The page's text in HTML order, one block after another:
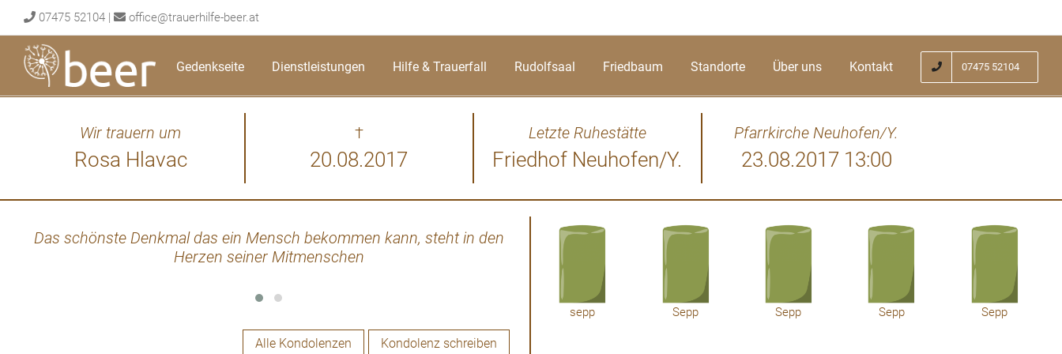
to
content
07475 52104 | office@trauerhilfe-beer.at
Gedenkseite Dienstleistungen Hilfe & Trauerfall Rudolfsaal Friedbaum Standorte Über uns Kontakt 07475 52104
Wir trauern um
Rosa Hlavac
†
20.08.2017
Letzte Ruhestätte
Friedhof Neuhofen/Y.
Pfarrkirche Neuhofen/Y.
23.08.2017 13:00
Das schönste Denkmal das ein Mensch bekommen kann, steht in den
Herzen seiner Mitmenschen
Auf einmal bist du nicht mehr da, und keiner kanns verstehen. Im
Herzen bleibst du uns ganz nah, bei jedem Schritt, bei dem wir gehen.
Nun ruhe sanft und geh in Frieden, denk immer dran, dass wir dich
lieben.
Alle Kondolenzen Kondolenz schreiben
sepp Sepp Sepp Sepp Sepp